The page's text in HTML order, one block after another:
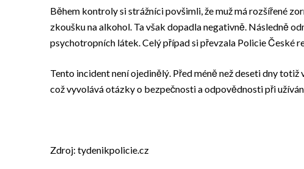
Během kontroly si strážníci povšimli, že muž má rozšířené
zkoušku na alkohol. Ta však dopadla negativně. Následně
psychotropních látek. Celý případ si převzala Policie České
Tento incident není ojedinělý. Před méně než deseti dny
což vyvolává otázky o bezpečnosti a odpovědnosti při
Zdroj: tydenikpolicie.cz